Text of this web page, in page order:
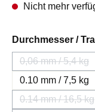
Nicht mehr
Durchmesser /
0,06 mm / 5,4 kg
(Diese
0.10 mm / 7,5 kg
0.14 mm / 16,5 kg
(Diese